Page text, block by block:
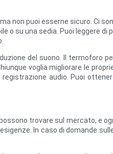
non puoi esserne sicuro. Ci
su una sedia. Puoi leggere di
del suono. Il termoforo
voglia migliorare le
audio. Puoi
trovare sul mercato, e
In caso di domande